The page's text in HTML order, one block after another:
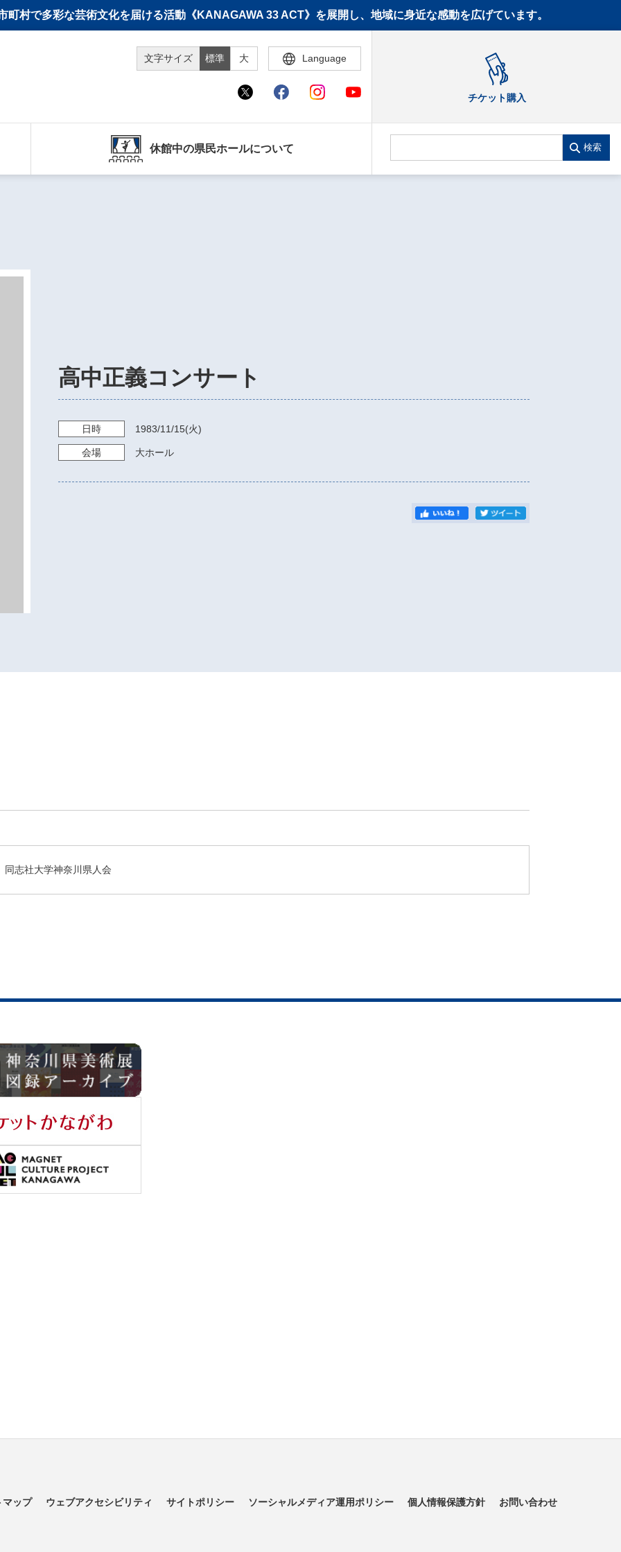
村で多彩な芸術文化を届ける活動《KANAGAWA 33 ACT》を展開し、地域に身近な感動を広げています。
文字サイズ 標準 大 Language
チケット購入
休館中の県民ホールについて 検索
高中正義コンサート
日時 1983/11/15(火)
会場 大ホール
同志社大学神奈川県人会
マップ ウェブアクセシビリティ サイトポリシー ソーシャルメディア運用ポリシー 個人情報保護方針 お問い合わせ